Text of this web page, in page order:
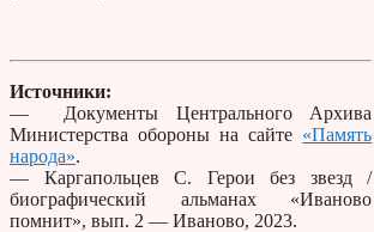
Источники:
— Документы Центрального Архива
Министерства обороны на сайте «Память
народа».
— Каргапольцев С. Герои без звезд /
биографический альманах «Иваново
помнит», вып. 2 — Иваново, 2023.